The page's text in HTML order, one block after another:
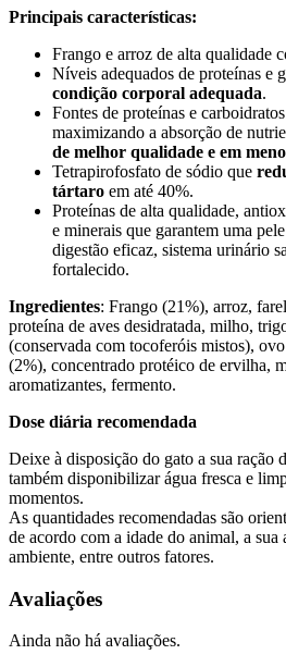
Principais características:
Frango e arroz de alta qualidade
Níveis adequados de proteínas e
condição corporal adequada.
Fontes de proteínas e
maximizando a absorção de
de melhor qualidade e em
Tetrapirofosfato de sódio que
tártaro em até 40%.
Proteínas de alta qualidade,
e minerais que garantem uma
digestão eficaz, sistema urinário
fortalecido.
Ingredientes: Frango (21%), arroz,
proteína de aves desidratada, milho,
(conservada com tocoferóis mistos),
(2%), concentrado protéico de ervilha,
aromatizantes, fermento.
Dose diária recomendada
Deixe à disposição do gato a sua ração
também disponibilizar água fresca e
momentos.
As quantidades recomendadas são
de acordo com a idade do animal, a sua
ambiente, entre outros fatores.
Avaliações
Ainda não há avaliações.